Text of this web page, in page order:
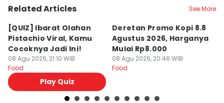
Related Articles See More
[QUIZ] Ibarat Olahan
Pistachio Viral, Kamu
Cocoknya Jadi Ini!
08 Agu 2026, 21:10 WIB
Food
Play Quiz
Deretan Promo Kopi 8.8
Agustus 2026, Harganya
Mulai Rp8.000
08 Agu 2026, 20:46 WIB
Food